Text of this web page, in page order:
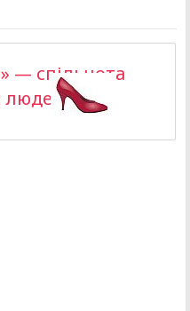
— спільнота
людей >>